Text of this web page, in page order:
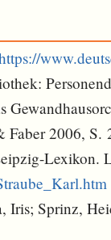
Faber 2006, S.
Lexikon.
Iris; Sprinz,